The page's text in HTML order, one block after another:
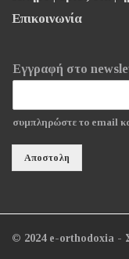
Επικοινωνία
Εγγραφή στο
συμπληρώστε το email
Αποστολη
© 2024 e-orthodoxia -